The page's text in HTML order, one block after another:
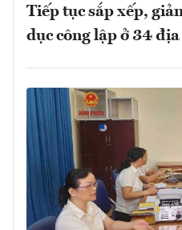
Tiếp tục sắp xếp,
dục công lập ở 34